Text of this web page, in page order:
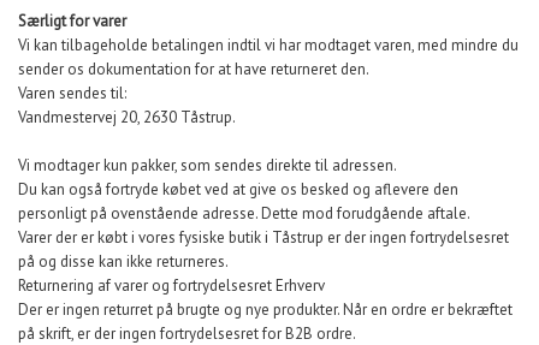
Særligt for varer
Vi kan tilbageholde betalingen indtil vi har modtaget varen, med mindre du
sender os dokumentation for at have returneret den.
Varen sendes til:
Vandmestervej 20, 2630 Tåstrup.
Vi modtager kun pakker, som sendes direkte til adressen.
Du kan også fortryde købet ved at give os besked og aflevere den
personligt på ovenstående adresse. Dette mod forudgående aftale.
Varer der er købt i vores fysiske butik i Tåstrup er der ingen fortrydelsesret
på og disse kan ikke returneres.
Returnering af varer og fortrydelsesret Erhverv
Der er ingen returret på brugte og nye produkter. Når en ordre er bekræftet
på skrift, er der ingen fortrydelsesret for B2B ordre.